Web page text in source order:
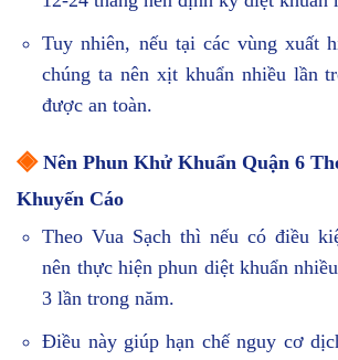
Tuy nhiên, nếu tại các vùng xuất
chúng ta nên xịt khuẩn nhiều lần
được an toàn.
◈ Nên Phun Khử Khuẩn Quận 6
Khuyến Cáo
Theo Vua Sạch thì nếu có điều
nên thực hiện phun diệt khuẩn
3 lần trong năm.
Điều này giúp hạn chế nguy cơ